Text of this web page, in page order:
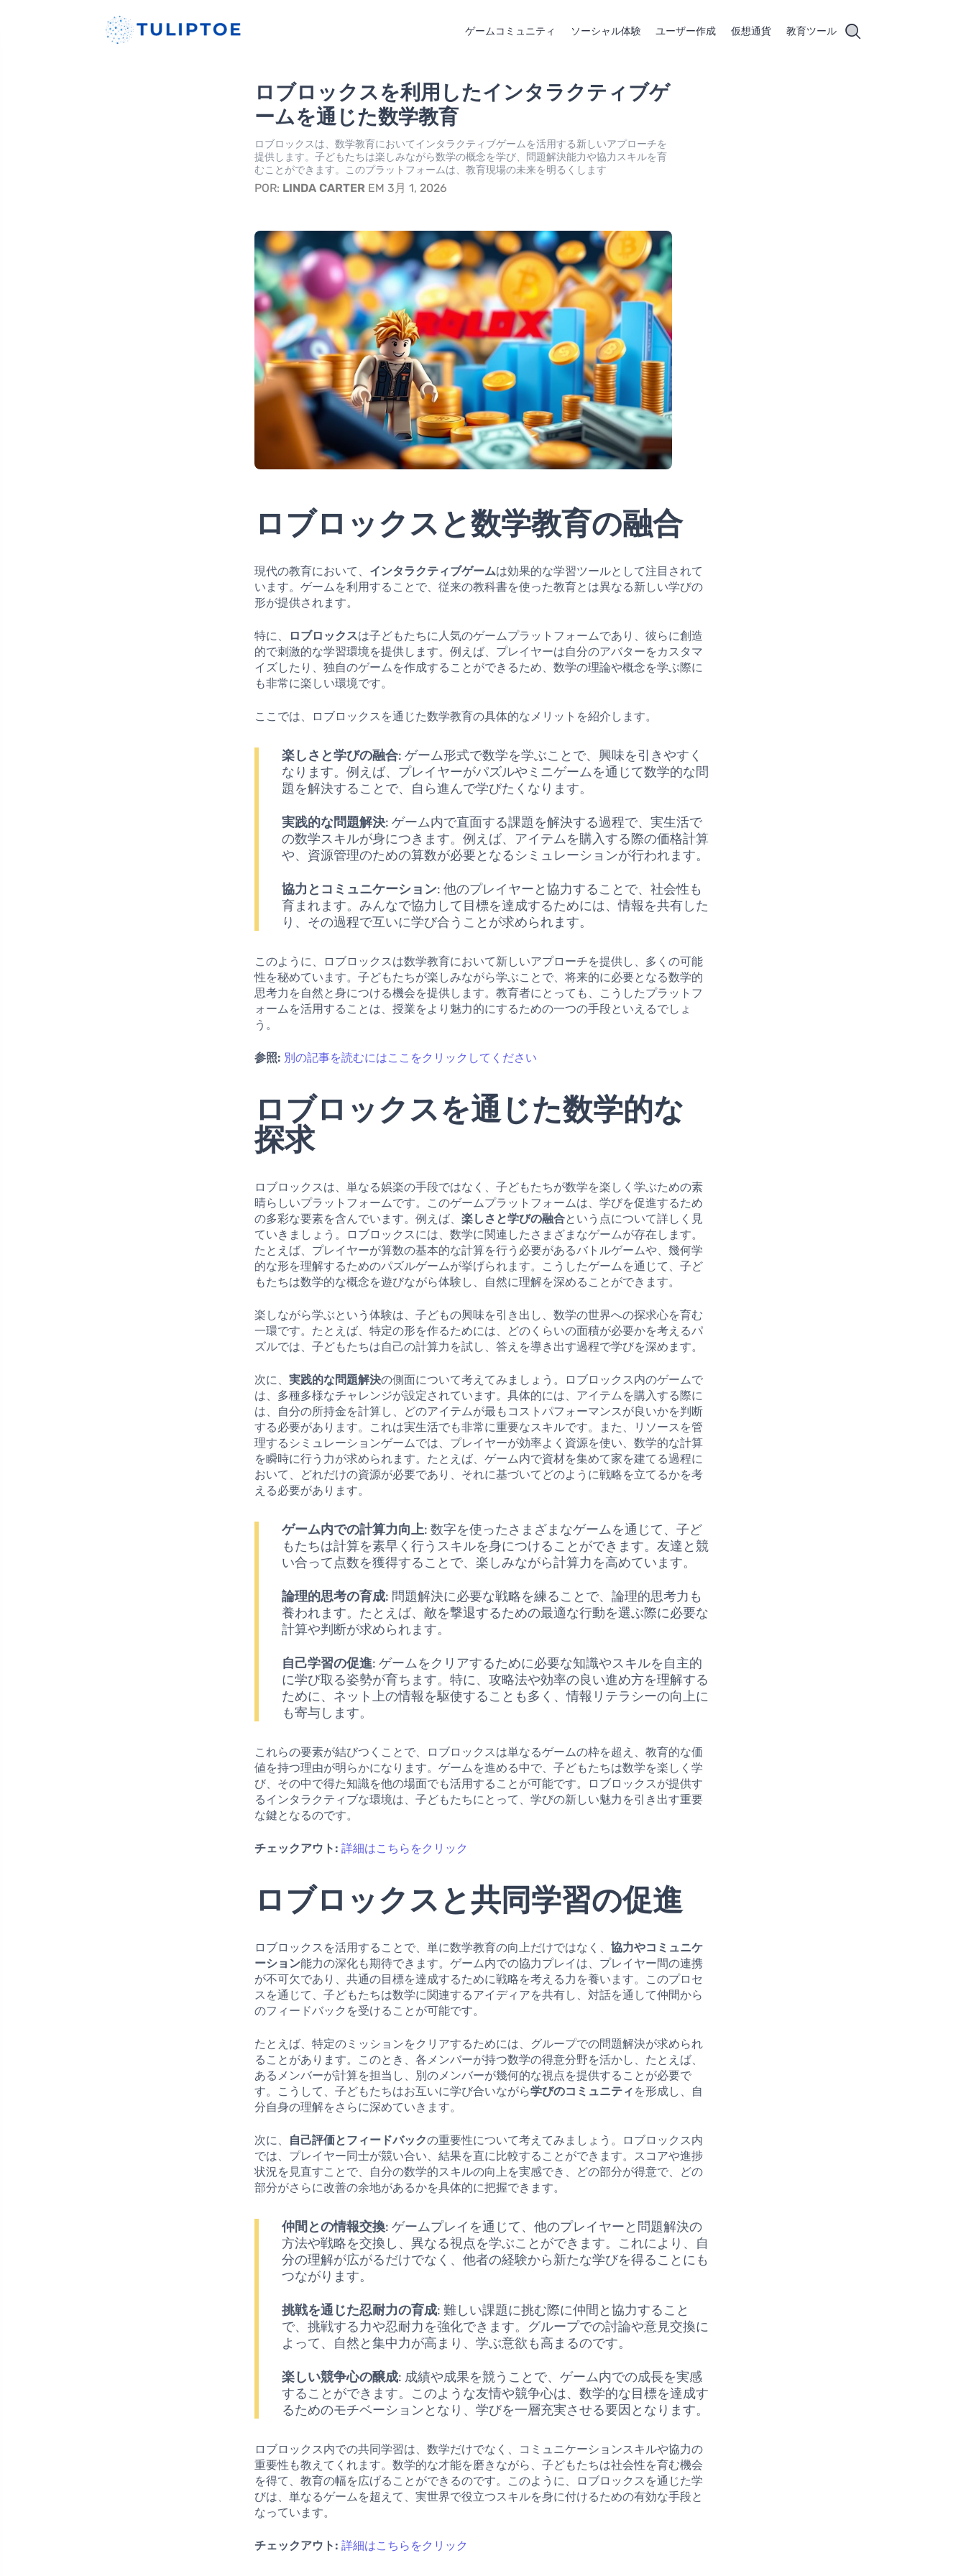
ゲームコミュニティ ソーシャル体験 ユーザー作成 仮想通貨 教育ツール
ロブロックスを利用したインタラクティブゲ
ームを通じた数学教育
ロブロックスは、数学教育においてインタラクティブゲームを活用する新しいアプローチを
提供します。子どもたちは楽しみながら数学の概念を学び、問題解決能力や協力スキルを育
むことができます。このプラットフォームは、教育現場の未来を明るくします
POR: LINDA CARTER EM 3月 1, 2026
ロブロックスと数学教育の融合
現代の教育において、 インタラクティブゲームは効果的な学習ツールとして注目されて
います。ゲームを利用することで、従来の教科書を使った教育とは異なる新しい学びの
形が提供されます。
特に、 ロブロックスは子どもたちに人気のゲームプラットフォームであり、彼らに創造
的で刺激的な学習環境を提供します。例えば、プレイヤーは自分のアバターをカスタマ
イズしたり、独自のゲームを作成することができるため、数学の理論や概念を学ぶ際に
も非常に楽しい環境です。
ここでは、ロブロックスを通じた数学教育の具体的なメリットを紹介します。
楽しさと学びの融合: ゲーム形式で数学を学ぶことで、興味を引きやすく
なります。例えば、プレイヤーがパズルやミニゲームを通じて数学的な問
題を解決することで、自ら進んで学びたくなります。
実践的な問題解決: ゲーム内で直面する課題を解決する過程で、実生活で
の数学スキルが身につきます。例えば、アイテムを購入する際の価格計算
や、資源管理のための算数が必要となるシミュレーションが行われます。
協力とコミュニケーション: 他のプレイヤーと協力することで、社会性も
育まれます。みんなで協力して目標を達成するためには、情報を共有した
り、その過程で互いに学び合うことが求められます。
このように、ロブロックスは数学教育において新しいアプローチを提供し、多くの可能
性を秘めています。子どもたちが楽しみながら学ぶことで、将来的に必要となる数学的
思考力を自然と身につける機会を提供します。教育者にとっても、こうしたプラットフ
ォームを活用することは、授業をより魅力的にするための一つの手段といえるでしょ
う。
参照: 別の記事を読むにはここをクリックしてください
ロブロックスを通じた数学的な
探求
ロブロックスは、単なる娯楽の手段ではなく、子どもたちが数学を楽しく学ぶための素
晴らしいプラットフォームです。このゲームプラットフォームは、学びを促進するため
の多彩な要素を含んでいます。例えば、楽しさと学びの融合という点について詳しく見
ていきましょう。ロブロックスには、数学に関連したさまざまなゲームが存在します。
たとえば、プレイヤーが算数の基本的な計算を行う必要があるバトルゲームや、幾何学
的な形を理解するためのパズルゲームが挙げられます。こうしたゲームを通じて、子ど
もたちは数学的な概念を遊びながら体験し、自然に理解を深めることができます。
楽しながら学ぶという体験は、子どもの興味を引き出し、数学の世界への探求心を育む
一環です。たとえば、特定の形を作るためには、どのくらいの面積が必要かを考えるパ
ズルでは、子どもたちは自己の計算力を試し、答えを導き出す過程で学びを深めます。
次に、実践的な問題解決の側面について考えてみましょう。ロブロックス内のゲームで
は、多種多様なチャレンジが設定されています。具体的には、アイテムを購入する際に
は、自分の所持金を計算し、どのアイテムが最もコストパフォーマンスが良いかを判断
する必要があります。これは実生活でも非常に重要なスキルです。また、リソースを管
理するシミュレーションゲームでは、プレイヤーが効率よく資源を使い、数学的な計算
を瞬時に行う力が求められます。たとえば、ゲーム内で資材を集めて家を建てる過程に
おいて、どれだけの資源が必要であり、それに基づいてどのように戦略を立てるかを考
える必要があります。
ゲーム内での計算力向上: 数字を使ったさまざまなゲームを通じて、子ど
もたちは計算を素早く行うスキルを身につけることができます。友達と競
い合って点数を獲得することで、楽しみながら計算力を高めています。
論理的思考の育成: 問題解決に必要な戦略を練ることで、論理的思考力も
養われます。たとえば、敵を撃退するための最適な行動を選ぶ際に必要な
計算や判断が求められます。
自己学習の促進: ゲームをクリアするために必要な知識やスキルを自主的
に学び取る姿勢が育ちます。特に、攻略法や効率の良い進め方を理解する
ために、ネット上の情報を駆使することも多く、情報リテラシーの向上に
も寄与します。
これらの要素が結びつくことで、ロブロックスは単なるゲームの枠を超え、教育的な価
値を持つ理由が明らかになります。ゲームを進める中で、子どもたちは数学を楽しく学
び、その中で得た知識を他の場面でも活用することが可能です。ロブロックスが提供す
るインタラクティブな環境は、子どもたちにとって、学びの新しい魅力を引き出す重要
な鍵となるのです。
チェックアウト: 詳細はこちらをクリック
ロブロックスと共同学習の促進
ロブロックスを活用することで、単に数学教育の向上だけではなく、協力やコミュニケ
ーション能力の深化も期待できます。ゲーム内での協力プレイは、プレイヤー間の連携
が不可欠であり、共通の目標を達成するために戦略を考える力を養います。このプロセ
スを通じて、子どもたちは数学に関連するアイディアを共有し、対話を通して仲間から
のフィードバックを受けることが可能です。
たとえば、特定のミッションをクリアするためには、グループでの問題解決が求められ
ることがあります。このとき、各メンバーが持つ数学の得意分野を活かし、たとえば、
あるメンバーが計算を担当し、別のメンバーが幾何的な視点を提供することが必要で
す。こうして、子どもたちはお互いに学び合いながら学びのコミュニティ を形成し、自
分自身の理解をさらに深めていきます。
次に、 自己評価とフィードバックの重要性について考えてみましょう。ロブロックス内
では、プレイヤー同士が競い合い、結果を直に比較することができます。スコアや進捗
状況を見直すことで、自分の数学的スキルの向上を実感でき、どの部分が得意で、どの
部分がさらに改善の余地があるかを具体的に把握できます。
仲間との情報交換: ゲームプレイを通じて、他のプレイヤーと問題解決の
方法や戦略を交換し、異なる視点を学ぶことができます。これにより、自
分の理解が広がるだけでなく、他者の経験から新たな学びを得ることにも
つながります。
挑戦を通じた忍耐力の育成: 難しい課題に挑む際に仲間と協力すること
で、挑戦する力や忍耐力を強化できます。グループでの討論や意見交換に
よって、自然と集中力が高まり、学ぶ意欲も高まるのです。
楽しい競争心の醸成: 成績や成果を競うことで、ゲーム内での成長を実感
することができます。このような友情や競争心は、数学的な目標を達成す
るためのモチベーションとなり、学びを一層充実させる要因となります。
ロブロックス内での共同学習は、数学だけでなく、コミュニケーションスキルや協力の
重要性も教えてくれます。数学的な才能を磨きながら、子どもたちは社会性を育む機会
を得て、教育の幅を広げることができるのです。このように、ロブロックスを通じた学
びは、単なるゲームを超えて、実世界で役立つスキルを身に付けるための有効な手段と
なっています。
チェックアウト: 詳細はこちらをクリック